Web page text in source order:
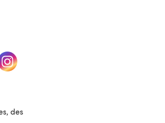
(s'ouvre dans un nouvel onglet)
des